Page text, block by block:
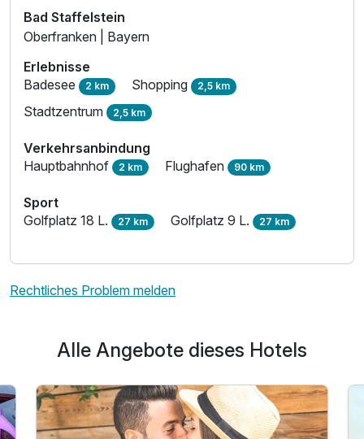
Bad Staffelstein
Oberfranken | Bayern
Erlebnisse
Badesee 2 km Shopping 2,5 km
Stadtzentrum 2,5 km
Verkehrsanbindung
Hauptbahnhof 2 km Flughafen 90 km
Sport
Golfplatz 18 L. 27 km Golfplatz 9 L. 27 km
Rechtliches Problem melden
Alle Angebote dieses Hotels